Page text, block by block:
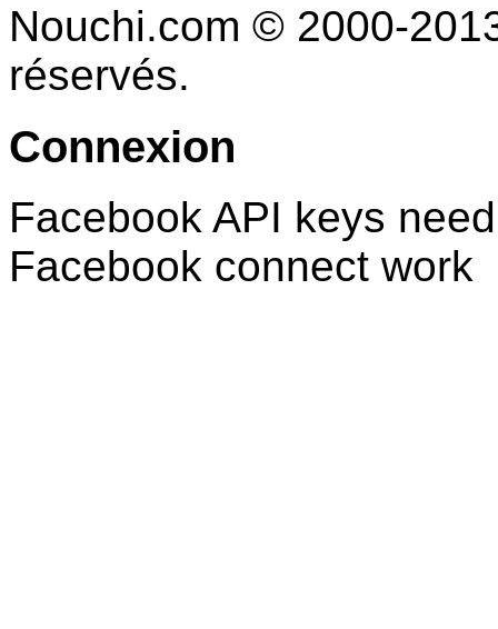
Nouchi.com © 2000-
réservés.
Connexion
Facebook API keys
Facebook connect work